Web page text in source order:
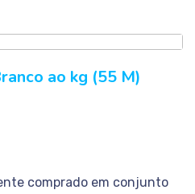
ao kg (55 M)
comprado em conjunto